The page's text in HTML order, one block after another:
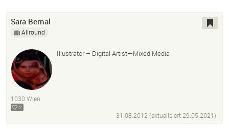
Sara Bernal
Allround
Illustrator – Digital Artist—Mixed Media
1030 Wien
2
31.08.2012 (aktualisiert29.05.2021)